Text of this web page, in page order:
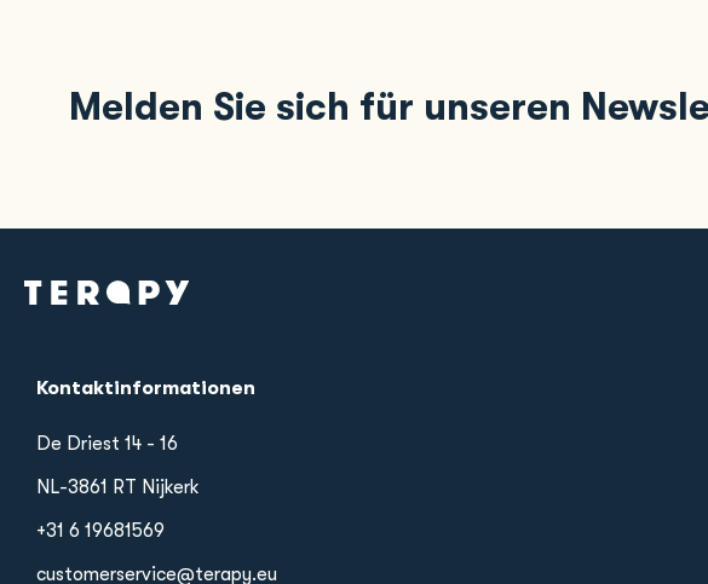
Melden Sie sich für unseren
Kontaktinformationen
De Driest 14 - 16
NL-3861 RT Nijkerk
+31 6 19681569
customerservice@terapy.eu